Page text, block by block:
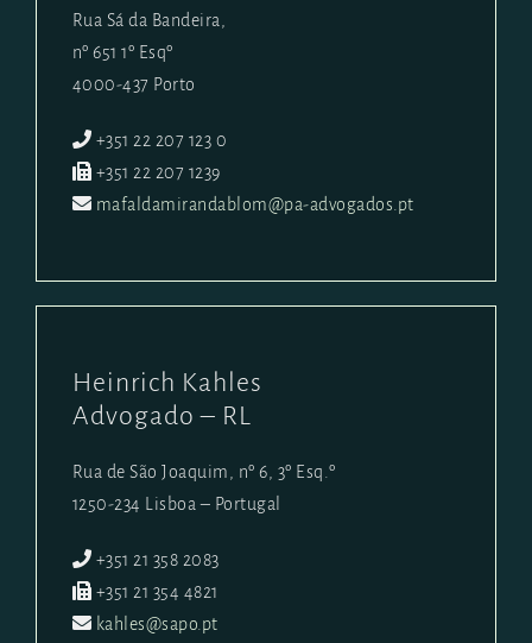
Rua Sá da Bandeira,
nº 651 1º Esqº
4000-437 Porto
+351 22 207 123 0
+351 22 207 1239
mafaldamirandablom@pa-advogados.pt
Heinrich Kahles
Advogado – RL
Rua de São Joaquim, nº 6, 3º Esq.º
1250-234 Lisboa – Portugal
+351 21 358 2083
+351 21 354 4821
kahles@sapo.pt